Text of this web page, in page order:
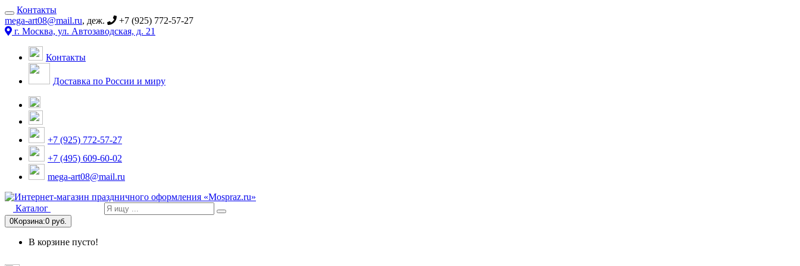
Контакты
mega-art08@mail.ru, деж.
+7 (925) 772-57-27
г. Москва, ул. Автозаводская, д. 21
Контакты
Доставка по России и миру
+7 (925) 772-57-27
+7 (495) 609-60-02
mega-art08@mail.ru
Каталог
0Корзина:0 руб.
В корзине пусто!